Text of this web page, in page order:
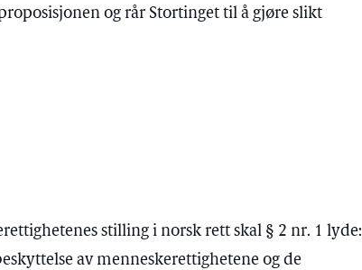
og rår Stortinget til å gjøre slikt
stilling i norsk rett skal § 2 nr. 1 lyde:
av menneskerettighetene og de